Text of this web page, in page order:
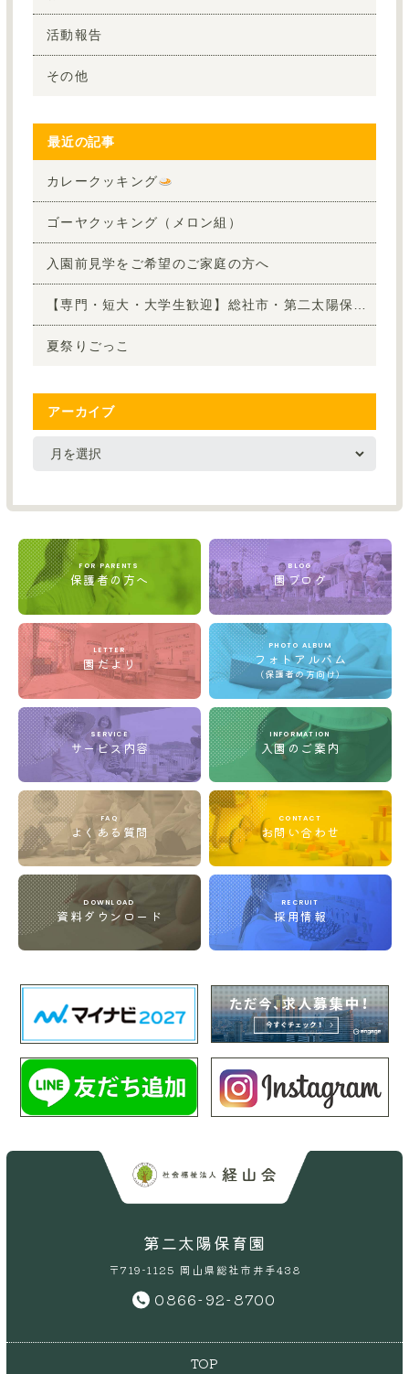
活動報告
その他
最近の記事
カレークッキング
ゴーヤクッキング（メロン組）
入園前見学をご希望のご家庭の方へ
夏祭りごっこ
アーカイブ
FOR PARENTS
保護者の方へ
BLOG
園ブログ
LETTER
園だより
PHOTO ALBUM
フォトアルバム
(保護者の方向け)
SERVICE
サービス内容
INFORMATION
入園のご案内
FAQ
よくある質問
CONTACT
お問い合わせ
DOWNLOAD
資料ダウンロード
RECRUIT
採用情報
第二太陽保育園
〒719-1125 岡山県総社市井手438
0866-92-8700
TOP